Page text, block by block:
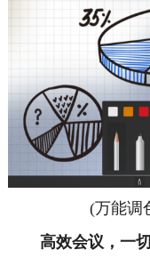
(万能调
高效会议，一